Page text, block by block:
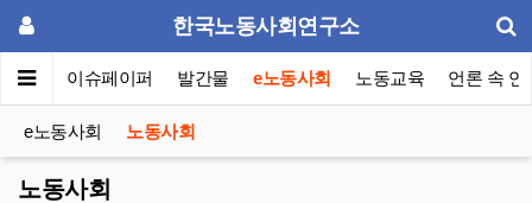
한국노동사회연구소
포럼 이슈페이퍼 발간물 e노동사회 노동교육 언론 속 연
e노동사회 노동사회
노동사회